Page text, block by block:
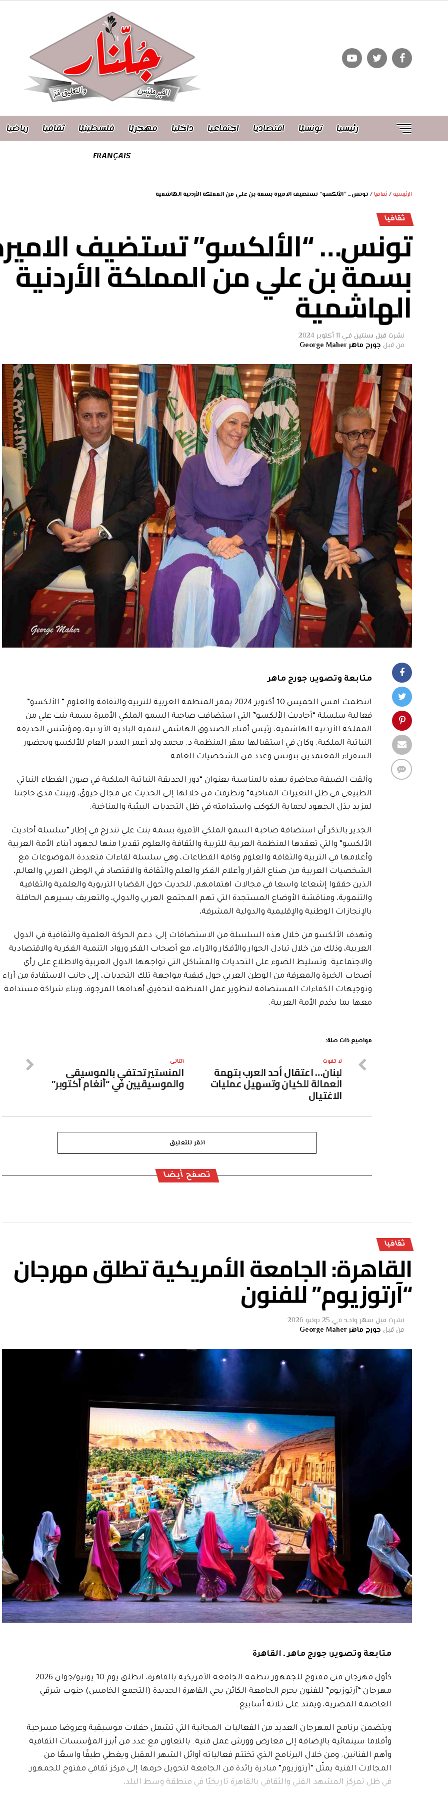
رئيسيا تونسيّا اقتصاديا اجتماعيا داخليا مهجريّا فلسطينيّا ثقافيا رياضيا
FRANÇAIS
الرئيسية /ثقافيا/تونس… “الألكسو” تستضيف الاميرة بسمة بن علي من المملكة الأردنية الهاشمية
ثقافيا
تونس… “الألكسو” تستضيف
بسمة بن علي من المملكة الأردنية
الهاشمية
نشرت قبل سنتين في 11 أكتوبر 2024
من قبل جورج ماهر George Maher
متابعة وتصوير: جورج ماهر
انتظمت امس الخميس 10 أكتوبر 2024 بمقر المنظمة العربية للتربية والثقافة والعلوم ” الألكسو”
فعالية سلسلة “أحاديث الألكسو” التي استضافت صاحبة السمو الملكي الأميرة بسمة بنت علي من
المملكة الأردنية الهاشمية، رئيس أمناء الصندوق الهاشمي لتنمية البادية الأردنية، ومؤسّس الحديقة
النباتية الملكية. وكان في استقبالها بمقر المنظمة د. محمد ولد أعمر المدير العام للألكسو وبحضور
السفراء المعتمدين بتونس وعدد من الشخصيات العامة.
وألقت الضيفة محاضرة بهذه بالمناسبة بعنوان “دور الحديقة النباتية الملكية في صون الغطاء النباتي
الطبيعي في ظل التغيرات المناخية” وتطرقت من خلالها إلى الحديث عن مجال حيويّ، وبينت مدى حاجتنا
لمزيد بذل الجهود لحماية الكوكب واستدامته في ظل التحديات البيئية والمناخية.
الجدير بالذكر أن استضافة صاحبة السمو الملكي الأميرة بسمة بنت علي تندرج في إطار “سلسلة أحاديث
الألكسو” والتي تعقدها المنظمة العربية للتربية والثقافة والعلوم تقديرا منها لجهود أبناء الأمة العربية
وأعلامها في التربية والثقافة والعلوم وكافة القطاعات، وهي سلسلة لقاءات متعددة الموضوعات مع
الشخصيات العربية من صناع القرار وأعلام الفكر والعلم والثقافة والاقتصاد في الوطن العربي والعالم،
الذين حققوا إشعاعا واسعا في مجالات اهتمامهم، للحديث حول القضايا التربوية والعلمية والثقافية
والتنموية، ومناقشة الأوضاع المستجدة التي تهم المجتمع العربي والدولي، والتعريف بسيرهم الحافلة
بالإنجازات الوطنية والإقليمية والدولية المشرفة،
وتهدف الألكسو من خلال هذه السلسلة من الاستضافات إلى: دعم الحركة العلمية والثقافية في الدول
العربية، وذلك من خلال تبادل الحوار والأفكار والآراء، مع أصحاب الفكر ورواد التنمية الفكرية والاقتصادية
والاجتماعية. وتسليط الضوء على التحديات والمشاكل التي تواجهها الدول العربية والاطلاع على رأي
أصحاب الخبرة والمعرفة من الوطن العربي حول كيفية مواجهة تلك التحديات، إلى جانب الاستفادة من آراء
وتوجيهات الكفاءات المستضافة لتطوير عمل المنظمة لتحقيق أهدافها المرجوة، وبناء شراكة مستدامة
معها بما يخدم الأمة العربية.
مواضيع ذات صلة:
التالي
المنستير تحتفي بالموسيقى
والموسيقيين في “أنغام أكتوبر”
لا تفوت
لبنان… اعتقال أحد العرب بتهمة
العمالة للكيان وتسهيل عمليات
الاغتيال
انقر للتعليق
تصفح أيضا
ثقافيا
القاهرة: الجامعة الأمريكية تطلق مهرجان
“آرتوزيوم” للفنون
نشرت قبل شهر واحد في 25 يونيو 2026
من قبل جورج ماهر George Maher
متابعة وتصوير: جورج ماهر ـ القاهرة
كأول مهرجان فني مفتوح للجمهور تنظمه الجامعة الأمريكية بالقاهرة، انطلق يوم 10 يونيو/جوان 2026
مهرجان “آرتوزيوم” للفنون بحرم الجامعة الكائن بحي القاهرة الجديدة (التجمع الخامس) جنوب شرقي
العاصمة المصرية، ويمتد على ثلاثة أسابيع.
ويتضمن برنامج المهرجان العديد من الفعاليات المجانية التي تشمل حفلات موسيقية وعروضا مسرحية
وأفلاما سينمائية بالإضافة إلى معارض وورش عمل فنية. بالتعاون مع عدد من أبرز المؤسسات الثقافية
وأهم الفنانين. ومن خلال البرنامج الذي تختتم فعالياته أوائل الشهر المقبل ويغطي طيفًا واسعًا من
المجالات الفنية يمثّل “آرتوزيوم” مبادرة رائدة من الجامعة لتحويل حرمها إلى مركز ثقافي مفتوح للجمهور.
في ظل تمركز المشهد الفني والثقافي بالقاهرة تاريخيًا في منطقة وسط البلد،